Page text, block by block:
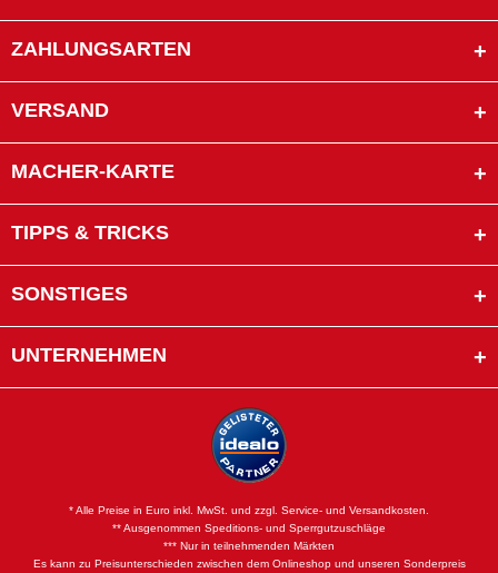
ZAHLUNGSARTEN
VERSAND
MACHER-KARTE
TIPPS & TRICKS
SONSTIGES
UNTERNEHMEN
* Alle Preise in Euro inkl. MwSt. und zzgl. Service- und Versandkosten.
** Ausgenommen Speditions- und Sperrgutzuschläge
*** Nur in teilnehmenden Märkten
Es kann zu Preisunterschieden zwischen dem Onlineshop und unseren Sonderpreis